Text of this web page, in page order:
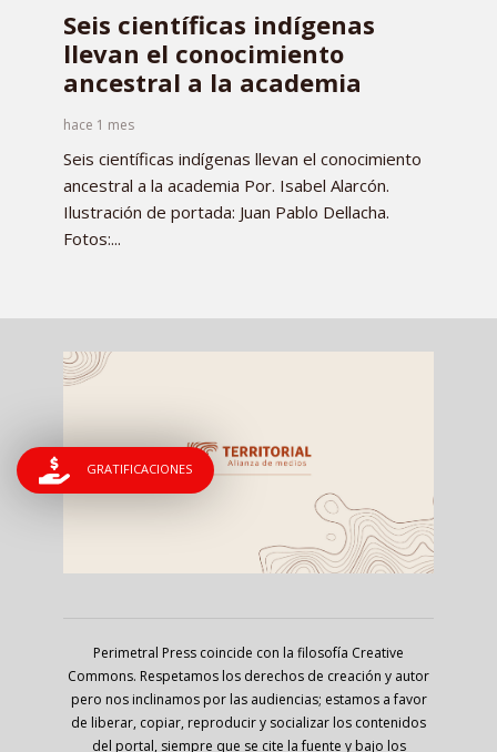
Seis científicas indígenas
llevan el conocimiento
ancestral a la academia
hace 1 mes
Seis científicas indígenas llevan el conocimiento
ancestral a la academia Por. Isabel Alarcón.
Ilustración de portada: Juan Pablo Dellacha.
Fotos:...
Perimetral Press coincide con la filosofía Creative
Commons. Respetamos los derechos de creación y autor
pero nos inclinamos por las audiencias; estamos a favor
de liberar, copiar, reproducir y socializar los contenidos
del portal, siempre que se cite la fuente y bajo los
GRATIFICACIONES